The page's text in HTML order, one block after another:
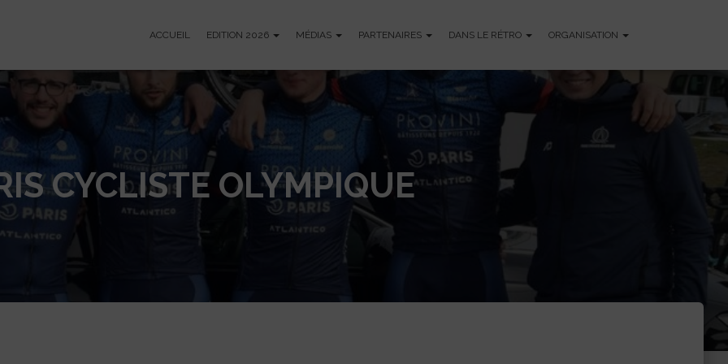
ACCUEIL EDITION 2026 MÉDIAS PARTENAIRES DANS LE RÉTRO ORGANISATION
CYCLISTE OLYMPIQUE